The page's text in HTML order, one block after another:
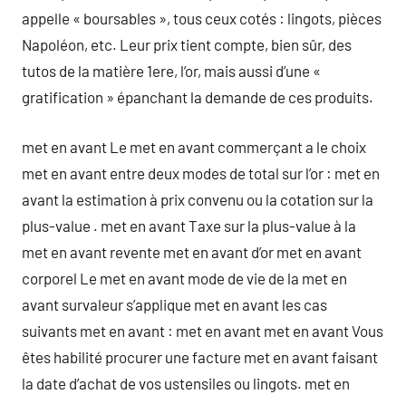
appelle « boursables », tous ceux cotés : lingots, pièces
Napoléon, etc. Leur prix tient compte, bien sûr, des
tutos de la matière 1ere, l’or, mais aussi d’une «
gratification » épanchant la demande de ces produits.
met en avant Le met en avant commerçant a le choix
met en avant entre deux modes de total sur l’or : met en
avant la estimation à prix convenu ou la cotation sur la
plus-value . met en avant Taxe sur la plus-value à la
met en avant revente met en avant d’or met en avant
corporel Le met en avant mode de vie de la met en
avant survaleur s’applique met en avant les cas
suivants met en avant : met en avant met en avant Vous
êtes habilité procurer une facture met en avant faisant
la date d’achat de vos ustensiles ou lingots. met en